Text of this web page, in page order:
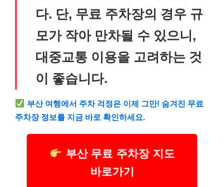
다. 단, 무료 주차장의 경우 규
모가 작아 만차될 수 있으니,
대중교통 이용을 고려하는 것
이 좋습니다.
부산 여행에서 주차 걱정은 이제 그만! 숨겨진 무료
주차장 정보를 지금 바로 확인하세요.
부산 무료 주차장 지도
바로가기